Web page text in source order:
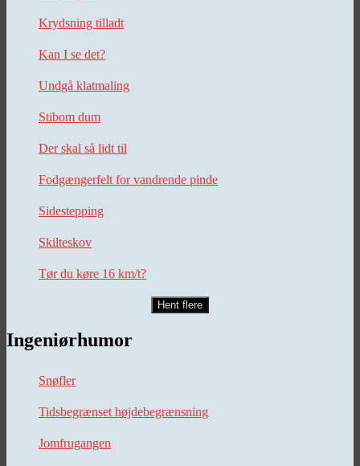
Krydsning tilladt
Kan I se det?
Undgå klatmaling
Stibom dum
Der skal så lidt til
Fodgængerfelt for vandrende pinde
Sidestepping
Skilteskov
Tør du køre 16 km/t?
Hent flere
Ingeniørhumor
Snøfler
Tidsbegrænset højdebegrænsning
Jomfrugangen